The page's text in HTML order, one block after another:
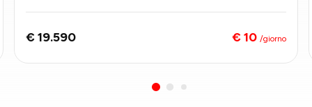
€ 19.590 € 10 /giorno